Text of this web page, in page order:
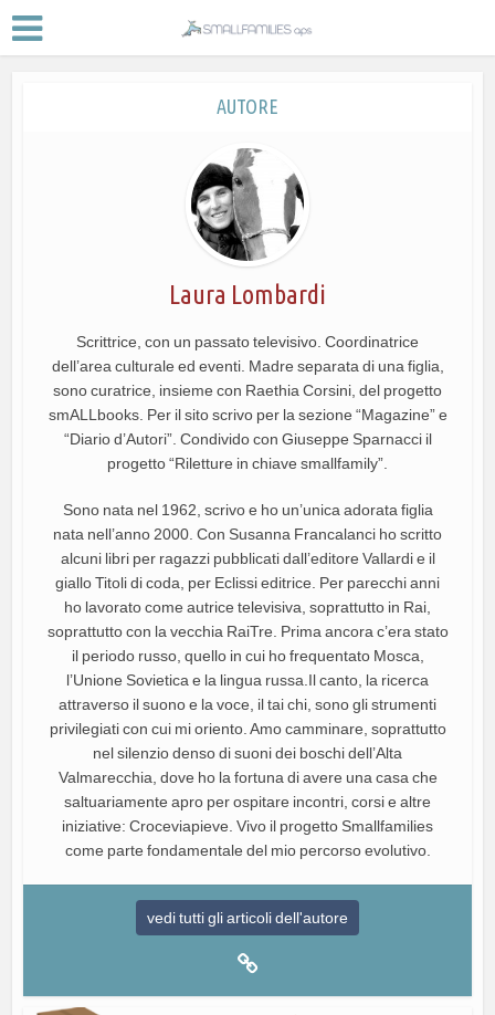
AUTORE
Laura Lombardi
Scrittrice, con un passato televisivo. Coordinatrice
dell’area culturale ed eventi. Madre separata di una figlia,
sono curatrice, insieme con Raethia Corsini, del progetto
smALLbooks. Per il sito scrivo per la sezione “Magazine” e
“Diario d’Autori”. Condivido con Giuseppe Sparnacci il
progetto “Riletture in chiave smallfamily”.
Sono nata nel 1962, scrivo e ho un’unica adorata figlia
nata nell’anno 2000. Con Susanna Francalanci ho scritto
alcuni libri per ragazzi pubblicati dall’editore Vallardi e il
giallo Titoli di coda, per Eclissi editrice. Per parecchi anni
ho lavorato come autrice televisiva, soprattutto in Rai,
soprattutto con la vecchia RaiTre. Prima ancora c’era stato
il periodo russo, quello in cui ho frequentato Mosca,
l’Unione Sovietica e la lingua russa.Il canto, la ricerca
attraverso il suono e la voce, il tai chi, sono gli strumenti
privilegiati con cui mi oriento. Amo camminare, soprattutto
nel silenzio denso di suoni dei boschi dell’Alta
Valmarecchia, dove ho la fortuna di avere una casa che
saltuariamente apro per ospitare incontri, corsi e altre
iniziative: Croceviapieve. Vivo il progetto Smallfamilies
come parte fondamentale del mio percorso evolutivo.
vedi tutti gli articoli dell'autore